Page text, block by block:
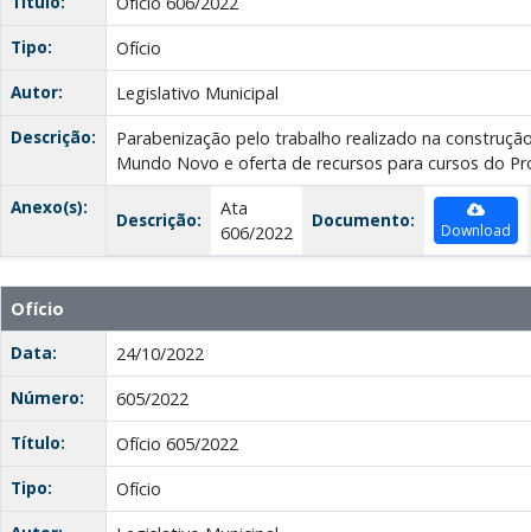
Tipo:
Ofício
Autor:
Legislativo Municipal
Descrição:
Parabenização pelo trabalho realizado na
Mundo Novo e oferta de recursos para cursos do
Anexo(s):
Descrição:
Ata
606/2022
Documento: Download
Ofício
Data:
24/10/2022
Número:
605/2022
Título:
Ofício 605/2022
Tipo:
Ofício